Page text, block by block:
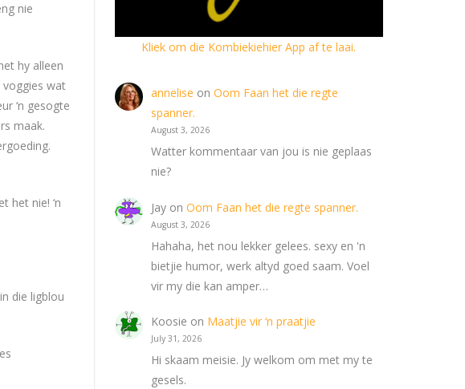
nie
hy alleen
voggies wat
‘n gesogte
maak.
het nie! ‘n
die ligblou
Kliek om die Kombiekiehier App af te laai.
annelise onOom Faan het die regte
spanner.
August 3, 2026
Watter kommentaar van jou is nie geplaas
nie?
Jay onOom Faan het die regte spanner.
August 3, 2026
Hahaha, het nou lekker gelees. sexy en 'n
bietjie humor, werk altyd goed saam. Voel
vir my die kan amper…
Koosie on Maatjie vir ‘n praatjie
July 31, 2026
Hi skaam meisie. Jy welkom om met my te
gesels.